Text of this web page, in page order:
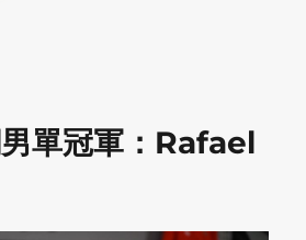
單冠軍：Rafael